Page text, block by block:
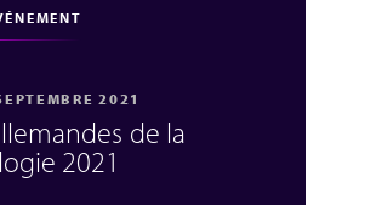
2021
de la
2021